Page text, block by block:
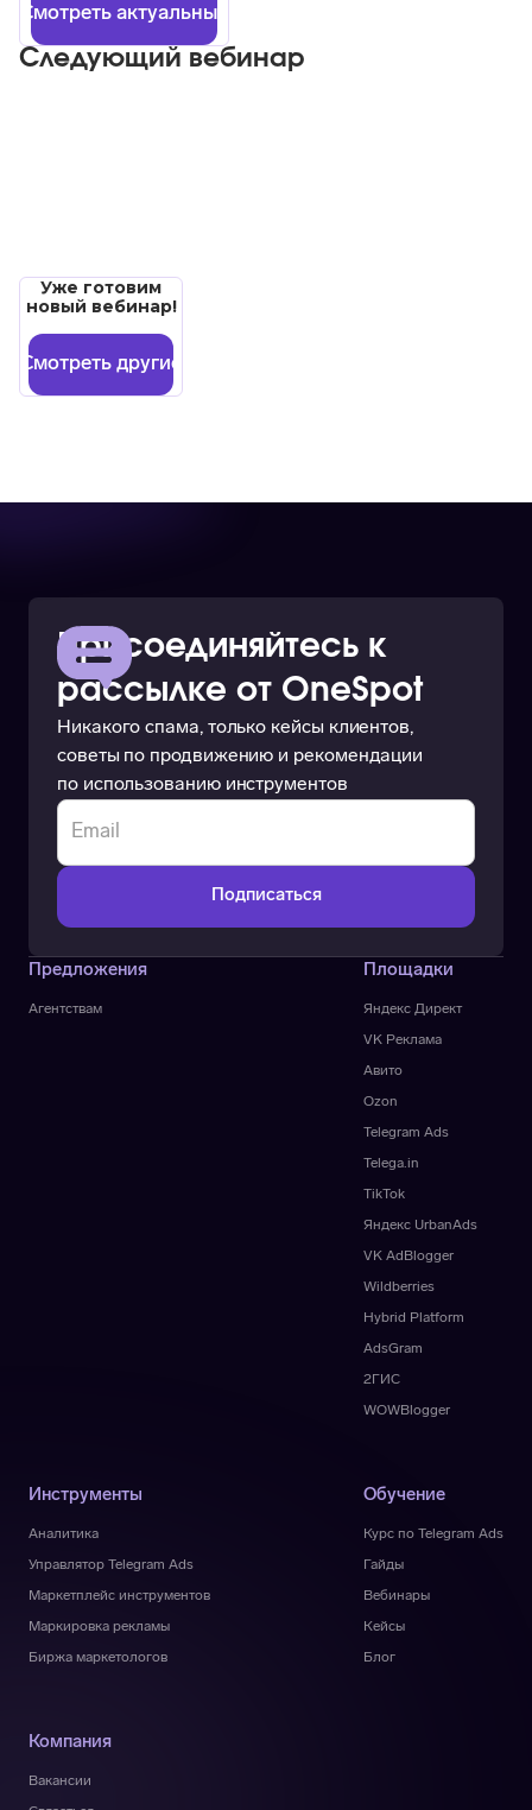
Следующий вебинар
Смотреть актуальные
Уже готовим
новый вебинар!
Смотреть другие
Присоединяйтесь к
рассылке от OneSpot
Никакого спама, только кейсы клиентов,
советы по продвижению и рекомендации
по использованию инструментов
Предложения
Агентствам Яндекс Директ
VK Реклама
Площадки
Авито
Ozon
Telegram Ads
Telega.in
TikTok
Яндекс UrbanAds
VK AdBlogger
Wildberries
Hybrid Platform
AdsGram
2ГИС
WOWBlogger
Инструменты
Аналитика
Управлятор Telegram Ads
Маркетплейс инструментов
Маркировка рекламы
Биржа маркетологов
Обучение
Курс по Telegram Ads
Гайды
Вебинары
Кейсы
Блог
Компания
Вакансии